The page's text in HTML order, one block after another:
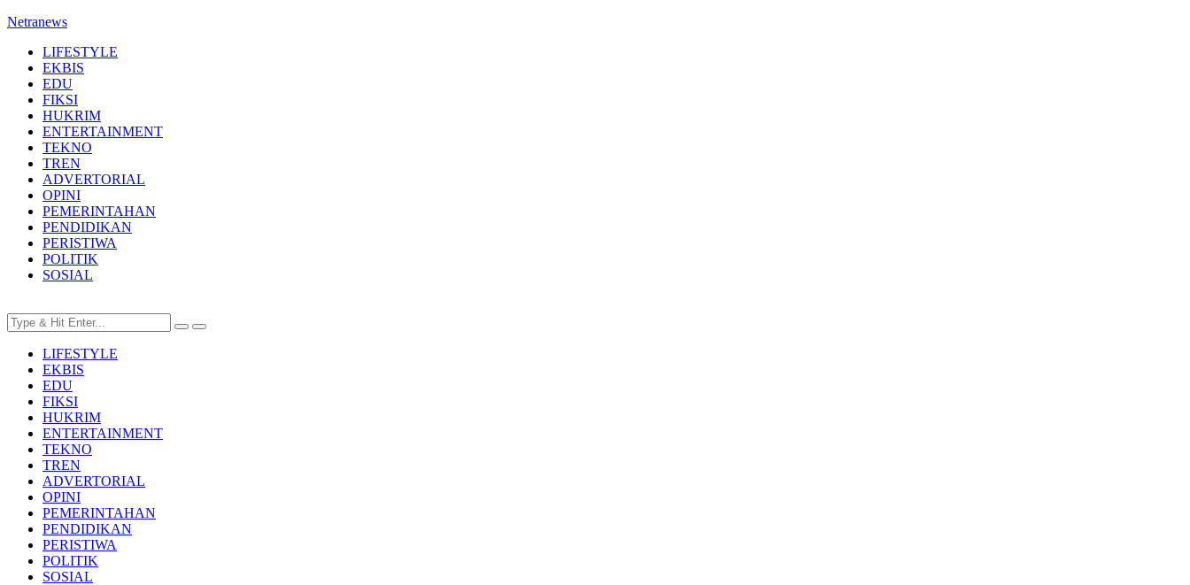
Netranews
LIFESTYLE
EKBIS
EDU
FIKSI
HUKRIM
ENTERTAINMENT
TEKNO
TREN
ADVERTORIAL
OPINI
PEMERINTAHAN
PENDIDIKAN
PERISTIWA
POLITIK
SOSIAL
LIFESTYLE
EKBIS
EDU
FIKSI
HUKRIM
ENTERTAINMENT
TEKNO
TREN
ADVERTORIAL
OPINI
PEMERINTAHAN
PENDIDIKAN
PERISTIWA
POLITIK
SOSIAL